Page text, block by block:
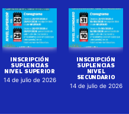
INSCRIPCIÓN
SUPLENCIAS
NIVEL SUPERIOR
14 de julio de 2026
INSCRIPCIÓN
SUPLENCIAS
NIVEL
SECUNDARIO
14 de julio de 2026